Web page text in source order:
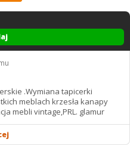
.Wymiana tapicerki
meblach krzesła kanapy
sofy fotele .renowacja mebli vintage,PRL. glamur